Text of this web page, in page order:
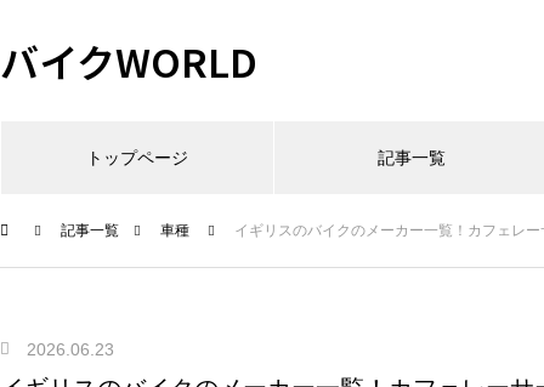
バイクWORLD
トップページ 記事一覧
記事一覧 車種 イギリスのバイクのメーカー一覧！カフェレ
2026.06.23